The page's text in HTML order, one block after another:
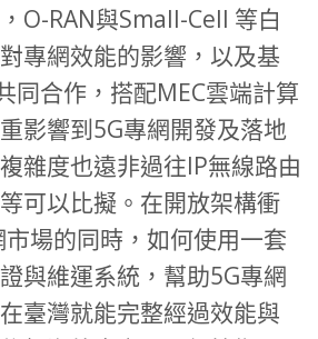
O-RAN與Small-Cell 等白
專網效能的影響，以及基
同合作，搭配MEC雲端計算
影響到5G專網開發及落地
雜度也遠非過往IP無線路由
可以比擬。在開放架構衝
場的同時，如何使用一套
與維運系統，幫助5G專網
臺灣就能完整經過效能與